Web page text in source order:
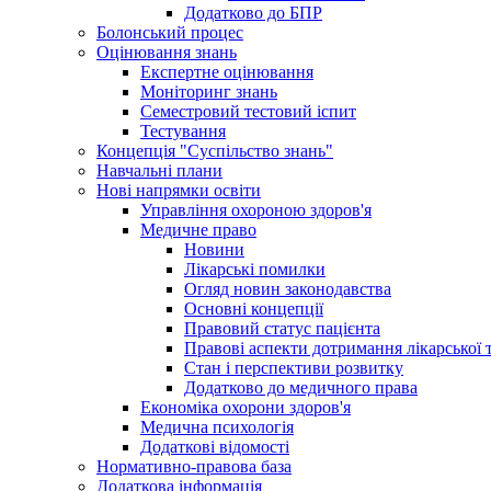
Додатково до БПР
Болонський процес
Оцінювання знань
Експертне оцінювання
Моніторинг знань
Семестровий тестовий іспит
Тестування
Концепція "Суспільство знань"
Навчальні плани
Нові напрямки освіти
Управління охороною здоров'я
Медичне право
Новини
Лікарські помилки
Огляд новин законодавства
Основні концепції
Правовий статус пацієнта
Правові аспекти дотримання лікарської
Стан і перспективи розвитку
Додатково до медичного права
Економіка охорони здоров'я
Медична психологія
Додаткові відомості
Нормативно-правова база
Додаткова інформація